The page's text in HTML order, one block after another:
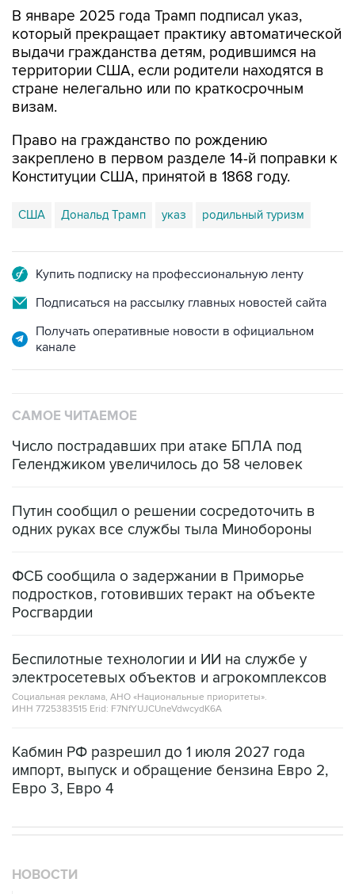
В январе 2025 года Трамп подписал указ,
который прекращает практику автоматической
выдачи гражданства детям, родившимся на
территории США, если родители находятся в
стране нелегально или по краткосрочным
визам.
Право на гражданство по рождению
закреплено в первом разделе 14-й поправки к
Конституции США, принятой в 1868 году.
США Дональд Трамп указ родильный туризм
Купить подписку на профессиональную ленту
Подписаться на рассылку главных новостей сайта
Получать оперативные новости в официальном
канале
САМОЕ ЧИТАЕМОЕ
Число пострадавших при атаке БПЛА под
Геленджиком увеличилось до 58 человек
Путин сообщил о решении сосредоточить в
одних руках все службы тыла Минобороны
ФСБ сообщила о задержании в Приморье
подростков, готовивших теракт на объекте
Росгвардии
Беспилотные технологии и ИИ на службе у
электросетевых объектов и агрокомплексов
Социальная реклама, АНО «Национальные приоритеты».
ИНН 7725383515 Erid: F7NfYUJCUneVdwcydK6A
Кабмин РФ разрешил до 1 июля 2027 года
импорт, выпуск и обращение бензина Евро 2,
Евро 3, Евро 4
НОВОСТИ